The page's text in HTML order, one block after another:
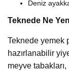
Deniz
Teknede Ne
Teknede yemek
hazırlanabilir
meyve tabakları,